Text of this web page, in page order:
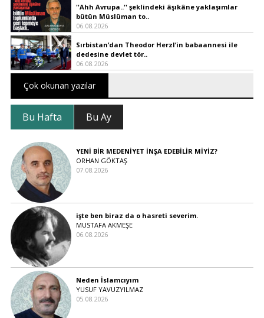
''Ahh Avrupa..'' şeklindeki âşıkâne yaklaşımlar
bütün Müslüman to..
06.08.2026
Sırbistan’dan Theodor Herzl’in babaannesi ile
dedesine devlet tör..
06.08.2026
Çok okunan yazılar
Bu Hafta Bu Ay
YENİ BİR MEDENİYET İNŞA EDEBİLİR MİYİZ?
ORHAN GÖKTAŞ
07.08.2026
işte ben biraz da o hasreti severim.
MUSTAFA AKMEŞE
06.08.2026
Neden İslamcıyım
YUSUF YAVUZYILMAZ
05.08.2026